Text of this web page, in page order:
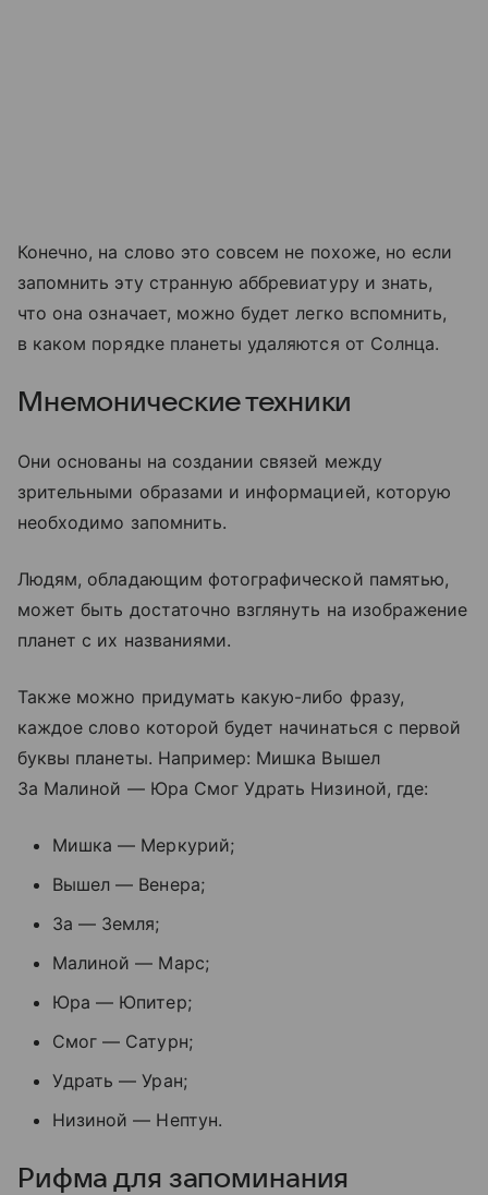
Конечно, на слово это совсем не похоже, но если
запомнить эту странную аббревиатуру и знать,
что она означает, можно будет легко вспомнить,
в каком порядке планеты удаляются от Солнца.
Мнемонические техники
Они основаны на создании связей между
зрительными образами и информацией, которую
необходимо запомнить.
Людям, обладающим фотографической памятью,
может быть достаточно взглянуть на изображение
планет с их названиями.
Также можно придумать какую-либо фразу,
каждое слово которой будет начинаться с первой
буквы планеты. Например: Мишка Вышел
За Малиной — Юра Смог Удрать Низиной, где:
Мишка — Меркурий;
Вышел — Венера;
За — Земля;
Малиной — Марс;
Юра — Юпитер;
Смог — Сатурн;
Удрать — Уран;
Низиной — Нептун.
Рифма для запоминания